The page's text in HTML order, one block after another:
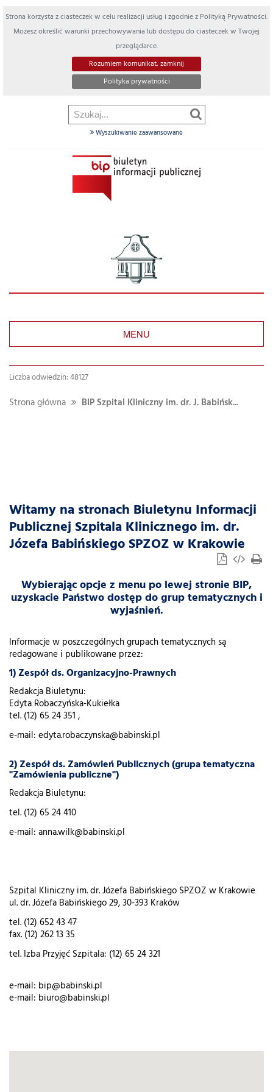
Strona korzysta z ciasteczek w celu realizacji usług i zgodnie z Polityką Prywatności.
Możesz określić warunki przechowywania lub dostępu do ciasteczek w Twojej
przeglądarce.
Rozumiem komunikat, zamknij
Polityka prywatności
Wyszukiwanie zaawansowane
MENU
Liczba odwiedzin: 48127
Strona główna BIP Szpital Kliniczny im. dr. J. Babińsk...
Witamy na stronach Biuletynu Informacji
Publicznej Szpitala Klinicznego im. dr.
Józefa Babińskiego SPZOZ w Krakowie
Wybierając opcje z menu po lewej stronie BIP,
uzyskacie Państwo dostęp do grup tematycznych i
wyjaśnień.
Informacje w poszczególnych grupach tematycznych są
redagowane i publikowane przez:
1) Zespół ds. Organizacyjno-Prawnych
Redakcja Biuletynu:
Edyta Robaczyńska-Kukiełka
tel. (12) 65 24 351 ,
e-mail: edyta.robaczynska@babinski.pl
2) Zespół ds. Zamówień Publicznych (grupa tematyczna
"Zamówienia publiczne")
Redakcja Biuletynu:
tel. (12) 65 24 410
e-mail: anna.wilk@babinski.pl
Szpital Kliniczny im. dr. Józefa Babińskiego SPZOZ w Krakowie
ul. dr. Józefa Babińskiego 29, 30-393 Kraków
tel. (12) 652 43 47
fax. (12) 262 13 35
tel. Izba Przyjęć Szpitala: (12) 65 24 321
e-mail: bip@babinski.pl
e-mail: biuro@babinski.pl